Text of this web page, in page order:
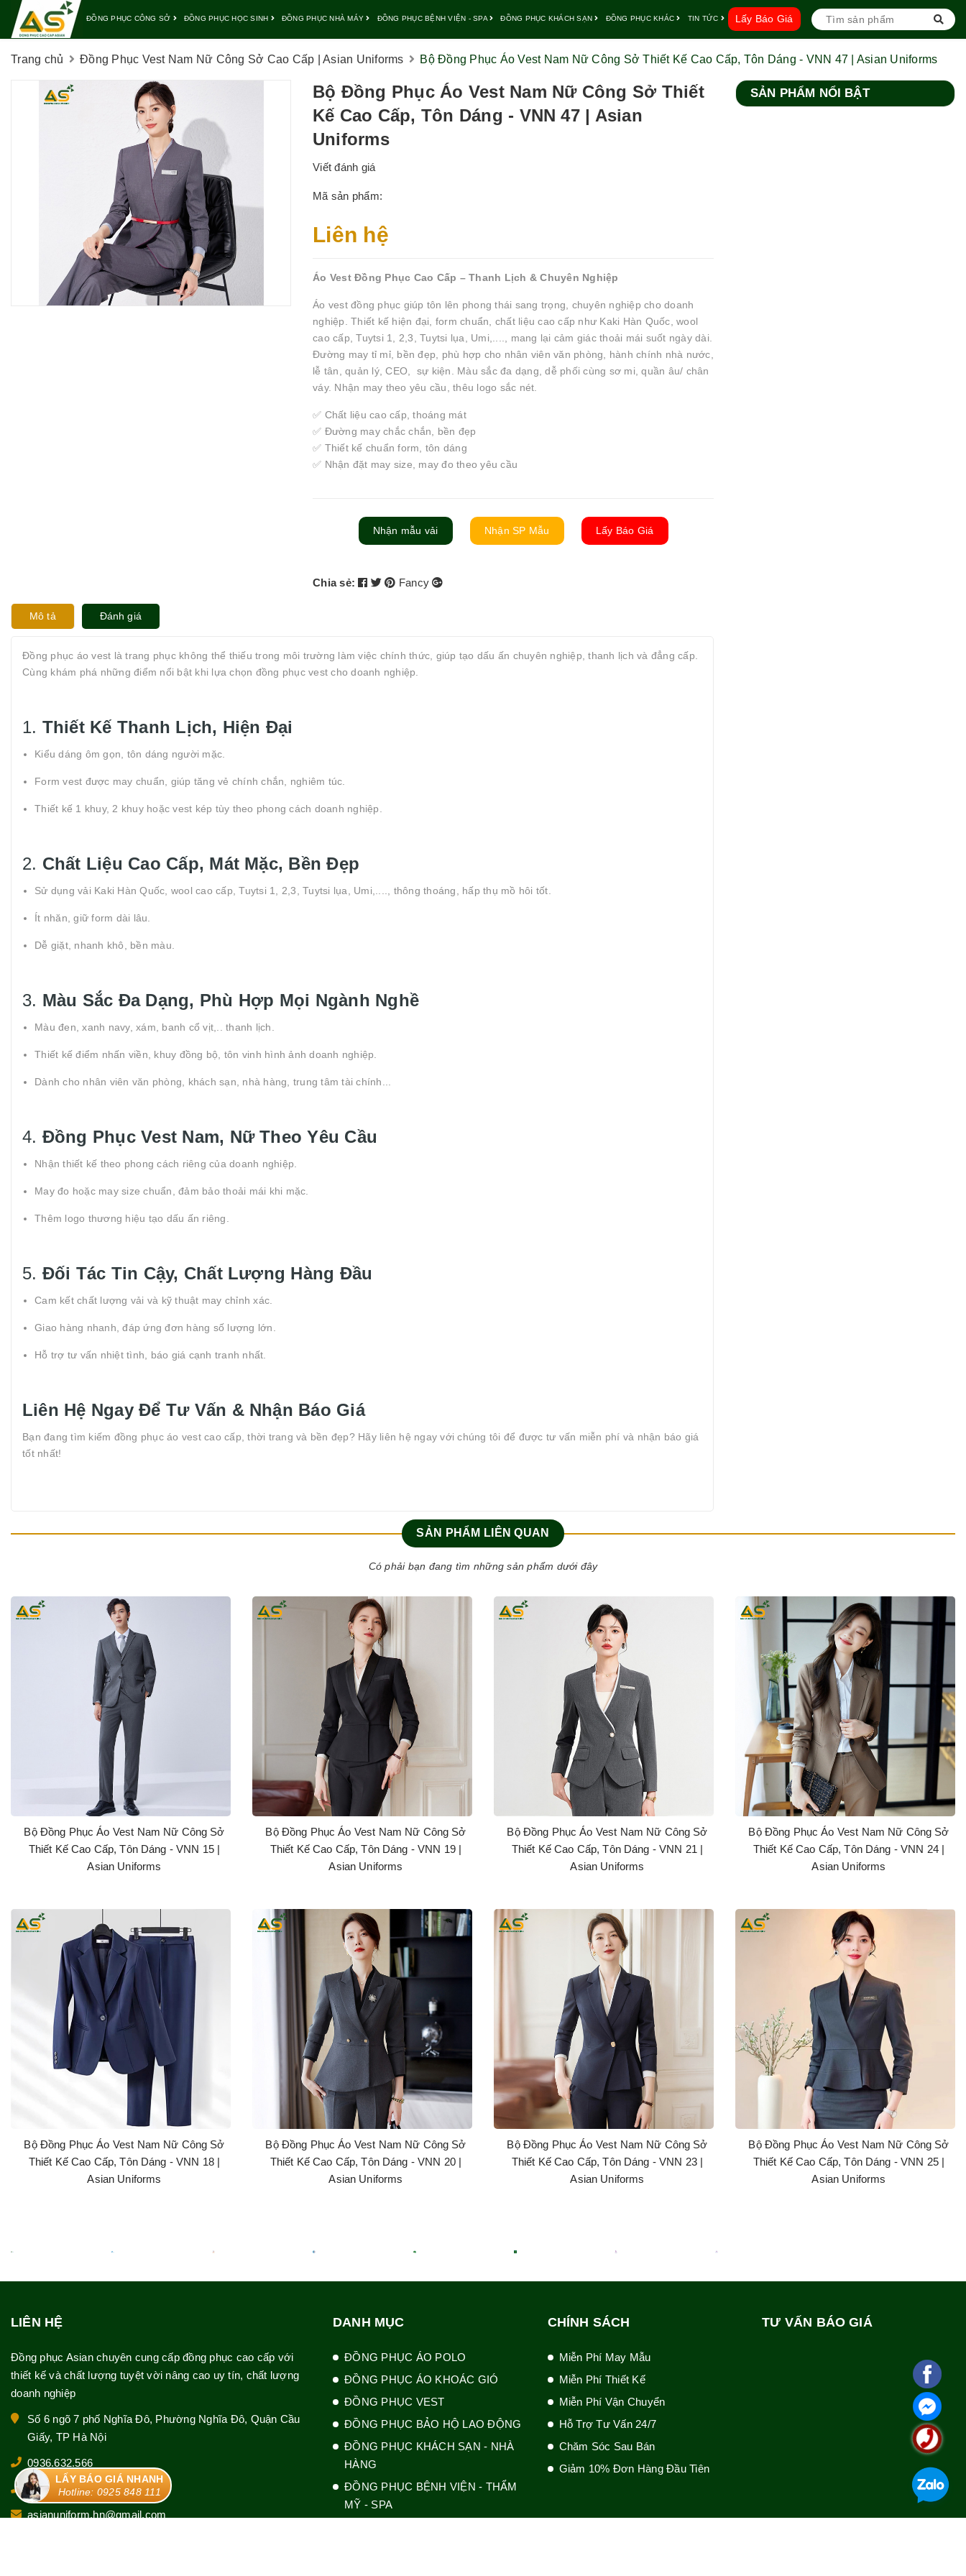
ĐỒNG PHỤC CÔNG SỞ ĐỒNG PHỤC HỌC SINH ĐỒNG PHỤC NHÀ MÁY ĐỒNG PHỤC BỆNH VIỆN - SPA ĐỒNG PHỤC KHÁCH SẠN ĐỒNG PHỤC KHÁC TIN TỨC Lấy Báo Giá
Trang chủ Đồng Phục Vest Nam Nữ Công Sở Cao Cấp | Asian Uniforms Bộ Đồng Phục Áo Vest Nam Nữ Công Sở Thiết Kế Cao Cấp, Tôn Dáng - VNN 47 | Asian Uniforms
Bộ Đồng Phục Áo Vest Nam Nữ Công Sở Thiết
Kế Cao Cấp, Tôn Dáng - VNN 47 | Asian
Uniforms
Viết đánh giá
Mã sản phẩm:
Liên hệ
Áo Vest Đồng Phục Cao Cấp – Thanh Lịch & Chuyên Nghiệp
Áo vest đồng phục giúp tôn lên phong thái sang trọng, chuyên nghiệp cho doanh
nghiệp. Thiết kế hiện đại, form chuẩn, chất liệu cao cấp như Kaki Hàn Quốc, wool
cao cấp, Tuytsi 1, 2,3, Tuytsi lụa, Umi,...., mang lại cảm giác thoải mái suốt ngày dài.
Đường may tỉ mỉ, bền đẹp, phù hợp cho nhân viên văn phòng, hành chính nhà nước,
lễ tân, quản lý, CEO, sự kiện. Màu sắc đa dạng, dễ phối cùng sơ mi, quần âu/ chân
váy. Nhận may theo yêu cầu, thêu logo sắc nét.
✅ Chất liệu cao cấp, thoáng mát
✅ Đường may chắc chắn, bền đẹp
✅ Thiết kế chuẩn form, tôn dáng
✅ Nhận đặt may size, may đo theo yêu cầu
Nhận mẫu vải Nhận SP Mẫu Lấy Báo Giá
Chia sẻ: Fancy
Mô tả Đánh giá
Đồng phục áo vest là trang phục không thể thiếu trong môi trường làm việc chính thức, giúp tạo dấu ấn chuyên nghiệp, thanh lịch và đẳng cấp.
Cùng khám phá những điểm nổi bật khi lựa chọn đồng phục vest cho doanh nghiệp.
1. Thiết Kế Thanh Lịch, Hiện Đại
Kiểu dáng ôm gọn, tôn dáng người mặc.
Form vest được may chuẩn, giúp tăng vẻ chính chắn, nghiêm túc.
Thiết kế 1 khuy, 2 khuy hoặc vest kép tùy theo phong cách doanh nghiệp.
2. Chất Liệu Cao Cấp, Mát Mặc, Bền Đẹp
Sử dụng vải Kaki Hàn Quốc, wool cao cấp, Tuytsi 1, 2,3, Tuytsi lụa, Umi,...., thông thoáng, hấp thụ mồ hôi tốt.
Ít nhăn, giữ form dài lâu.
Dễ giặt, nhanh khô, bền màu.
3. Màu Sắc Đa Dạng, Phù Hợp Mọi Ngành Nghề
Màu đen, xanh navy, xám, banh cổ vịt,.. thanh lịch.
Thiết kế điểm nhấn viền, khuy đồng bộ, tôn vinh hình ảnh doanh nghiệp.
Dành cho nhân viên văn phòng, khách sạn, nhà hàng, trung tâm tài chính...
4. Đồng Phục Vest Nam, Nữ Theo Yêu Cầu
Nhận thiết kế theo phong cách riêng của doanh nghiệp.
May đo hoặc may size chuẩn, đảm bảo thoải mái khi mặc.
Thêm logo thương hiệu tạo dấu ấn riêng.
5. Đối Tác Tin Cậy, Chất Lượng Hàng Đầu
Cam kết chất lượng vải và kỹ thuật may chỉnh xác.
Giao hàng nhanh, đáp ứng đơn hàng số lượng lớn.
Hỗ trợ tư vấn nhiệt tình, báo giá cạnh tranh nhất.
Liên Hệ Ngay Để Tư Vấn & Nhận Báo Giá
Bạn đang tìm kiếm đồng phục áo vest cao cấp, thời trang và bền đẹp? Hãy liên hệ ngay với chúng tôi để được tư vấn miễn phí và nhận báo giá
tốt nhất!
SẢN PHẨM NỔI BẬT
SẢN PHẨM LIÊN QUAN
Có phải bạn đang tìm những sản phẩm dưới đây
Bộ Đồng Phục Áo Vest Nam Nữ Công Sở
Thiết Kế Cao Cấp, Tôn Dáng - VNN 15 |
Asian Uniforms
Bộ Đồng Phục Áo Vest Nam Nữ Công Sở
Thiết Kế Cao Cấp, Tôn Dáng - VNN 18 |
Asian Uniforms
Bộ Đồng Phục Áo Vest Nam Nữ Công Sở
Thiết Kế Cao Cấp, Tôn Dáng - VNN 19 |
Asian Uniforms
Bộ Đồng Phục Áo Vest Nam Nữ Công Sở
Thiết Kế Cao Cấp, Tôn Dáng - VNN 20 |
Asian Uniforms
Bộ Đồng Phục Áo Vest Nam Nữ Công Sở
Thiết Kế Cao Cấp, Tôn Dáng - VNN 21 |
Asian Uniforms
Bộ Đồng Phục Áo Vest Nam Nữ Công Sở
Thiết Kế Cao Cấp, Tôn Dáng - VNN 23 |
Asian Uniforms
Bộ Đồng Phục Áo Vest Nam Nữ Công Sở
Thiết Kế Cao Cấp, Tôn Dáng - VNN 24 |
Asian Uniforms
Bộ Đồng Phục Áo Vest Nam Nữ Công Sở
Thiết Kế Cao Cấp, Tôn Dáng - VNN 25 |
Asian Uniforms
LIÊN HỆ
Đồng phục Asian chuyên cung cấp đồng phục cao cấp với
thiết kế và chất lượng tuyệt vời nâng cao uy tín, chất lượng
doanh nghiệp
Số 6 ngõ 7 phố Nghĩa Đô, Phường Nghĩa Đô, Quận Cầu
Giấy, TP Hà Nội
0936.632.566
0925 848 111
asianuniform.hn@gmail.com
DANH MỤC
ĐỒNG PHỤC ÁO POLO
ĐỒNG PHỤC ÁO KHOÁC GIÓ
ĐỒNG PHỤC VEST
ĐỒNG PHỤC BẢO HỘ LAO ĐỘNG
ĐỒNG PHỤC KHÁCH SẠN - NHÀ
HÀNG
ĐỒNG PHỤC BỆNH VIỆN - THẨM
MỸ - SPA
CHÍNH SÁCH
Miễn Phí May Mẫu
Miễn Phí Thiết Kế
Miễn Phí Vận Chuyển
Hỗ Trợ Tư Vấn 24/7
Chăm Sóc Sau Bán
Giảm 10% Đơn Hàng Đầu Tiên
TƯ VẤN BÁO GIÁ
LẤY BÁO GIÁ NHANH
Hotline: 0925 848 111